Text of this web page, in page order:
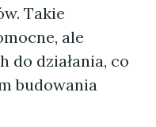
Takie
ale
do działania, co
budowania